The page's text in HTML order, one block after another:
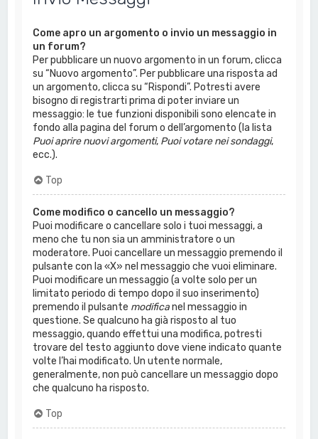
Come apro un argomento o invio un messaggio in
un forum?
Per pubblicare un nuovo argomento in un forum, clicca
su “Nuovo argomento”. Per pubblicare una risposta ad
un argomento, clicca su “Rispondi”. Potresti avere
bisogno di registrarti prima di poter inviare un
messaggio: le tue funzioni disponibili sono elencate in
fondo alla pagina del forum o dell’argomento (la lista
Puoi aprire nuovi argomenti, Puoi votare nei sondaggi,
ecc.).
Top
Come modifico o cancello un messaggio?
Puoi modificare o cancellare solo i tuoi messaggi, a
meno che tu non sia un amministratore o un
moderatore. Puoi cancellare un messaggio premendo il
pulsante con la «X» nel messaggio che vuoi eliminare.
Puoi modificare un messaggio (a volte solo per un
limitato periodo di tempo dopo il suo inserimento)
premendo il pulsante modificanel messaggio in
questione. Se qualcuno ha già risposto al tuo
messaggio, quando effettui una modifica, potresti
trovare del testo aggiunto dove viene indicato quante
volte l’hai modificato. Un utente normale,
generalmente, non può cancellare un messaggio dopo
che qualcuno ha risposto.
Top